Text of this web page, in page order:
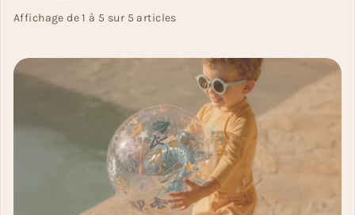
Affichage de 1 à 5 sur 5 articles